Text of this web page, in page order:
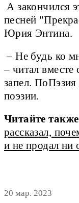
А закончился
песней
Юрия Энтина.
– Не будь ко
– читал вместе
запел. ПоПэзия
поэзии.
Читайте
рассказал,
и не продал ни
20 мар. 2023